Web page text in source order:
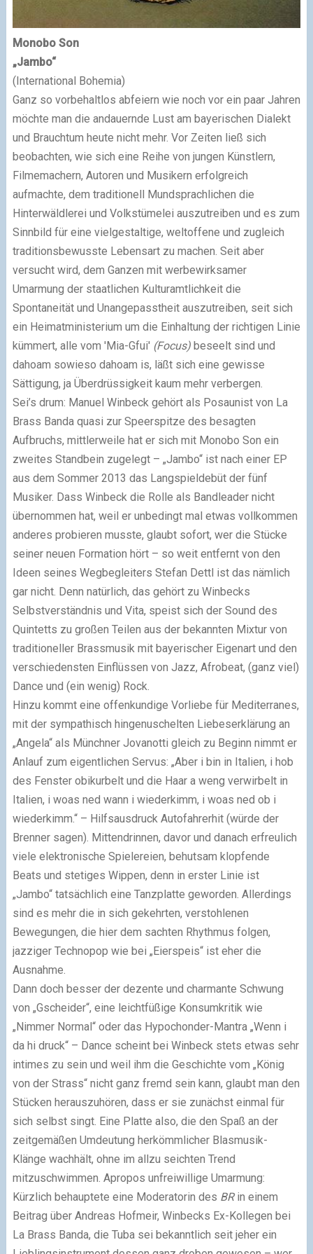
Monobo Son
„Jambo“
(International Bohemia)
Ganz so vorbehaltlos abfeiern wie noch vor ein paar Jahren
möchte man die andauernde Lust am bayerischen Dialekt
und Brauchtum heute nicht mehr. Vor Zeiten ließ sich
beobachten, wie sich eine Reihe von jungen Künstlern,
Filmemachern, Autoren und Musikern erfolgreich
aufmachte, dem traditionell Mundsprachlichen die
Hinterwäldlerei und Volkstümelei auszutreiben und es zum
Sinnbild für eine vielgestaltige, weltoffene und zugleich
traditionsbewusste Lebensart zu machen. Seit aber
versucht wird, dem Ganzen mit werbewirksamer
Umarmung der staatlichen Kulturamtlichkeit die
Spontaneität und Unangepasstheit auszutreiben, seit sich
ein Heimatministerium um die Einhaltung der richtigen Linie
kümmert, alle vom 'Mia-Gfui' (Focus)beseelt sind und
dahoam sowieso dahoam is, läßt sich eine gewisse
Sättigung, ja Überdrüssigkeit kaum mehr verbergen.
Sei’s drum: Manuel Winbeck gehört als Posaunist von La
Brass Banda quasi zur Speerspitze des besagten
Aufbruchs, mittlerweile hat er sich mit Monobo Son ein
zweites Standbein zugelegt – „Jambo“ ist nach einer EP
aus dem Sommer 2013 das Langspieldebüt der fünf
Musiker. Dass Winbeck die Rolle als Bandleader nicht
übernommen hat, weil er unbedingt mal etwas vollkommen
anderes probieren musste, glaubt sofort, wer die Stücke
seiner neuen Formation hört – so weit entfernt von den
Ideen seines Wegbegleiters Stefan Dettl ist das nämlich
gar nicht. Denn natürlich, das gehört zu Winbecks
Selbstverständnis und Vita, speist sich der Sound des
Quintetts zu großen Teilen aus der bekannten Mixtur von
traditioneller Brassmusik mit bayerischer Eigenart und den
verschiedensten Einflüssen von Jazz, Afrobeat, (ganz viel)
Dance und (ein wenig) Rock.
Hinzu kommt eine offenkundige Vorliebe für Mediterranes,
mit der sympathisch hingenuschelten Liebeserklärung an
„Angela“ als Münchner Jovanotti gleich zu Beginn nimmt er
Anlauf zum eigentlichen Servus: „Aber i bin in Italien, i hob
des Fenster obikurbelt und die Haar a weng verwirbelt in
Italien, i woas ned wann i wiederkimm, i woas ned ob i
wiederkimm.“ – Hilfsausdruck Autofahrerhit (würde der
Brenner sagen). Mittendrinnen, davor und danach erfreulich
viele elektronische Spielereien, behutsam klopfende
Beats und stetiges Wippen, denn in erster Linie ist
„Jambo“ tatsächlich eine Tanzplatte geworden. Allerdings
sind es mehr die in sich gekehrten, verstohlenen
Bewegungen, die hier dem sachten Rhythmus folgen,
jazziger Technopop wie bei „Eierspeis“ ist eher die
Ausnahme.
Dann doch besser der dezente und charmante Schwung
von „Gscheider“, eine leichtfüßige Konsumkritik wie
„Nimmer Normal“ oder das Hypochonder-Mantra „Wenn i
da hi druck“ – Dance scheint bei Winbeck stets etwas sehr
intimes zu sein und weil ihm die Geschichte vom „König
von der Strass“ nicht ganz fremd sein kann, glaubt man den
Stücken herauszuhören, dass er sie zunächst einmal für
sich selbst singt. Eine Platte also, die den Spaß an der
zeitgemäßen Umdeutung herkömmlicher Blasmusik-
Klänge wachhält, ohne im allzu seichten Trend
mitzuschwimmen. Apropos unfreiwillige Umarmung:
Kürzlich behauptete eine Moderatorin des BR in einem
Beitrag über Andreas Hofmeir, Winbecks Ex-Kollegen bei
La Brass Banda, die Tuba sei bekanntlich seit jeher ein